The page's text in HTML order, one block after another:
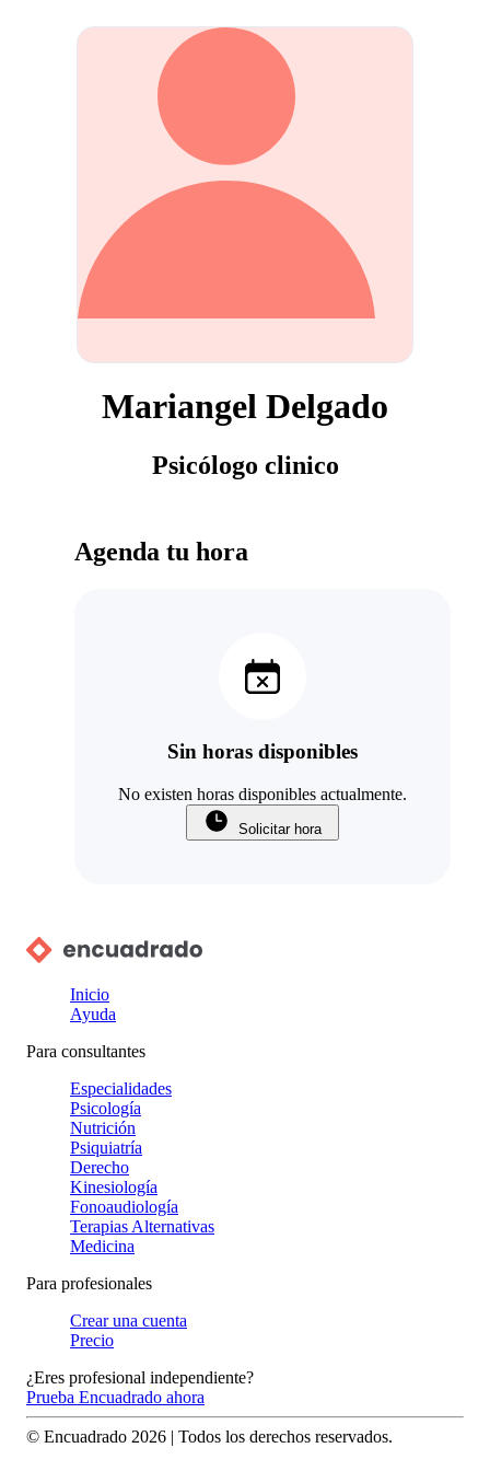
Mariangel Delgado
Psicólogo clinico
Agenda tu hora
Sin horas disponibles
No existen horas disponibles actualmente.
Solicitar hora
Inicio
Ayuda
Para consultantes
Especialidades
Psicología
Nutrición
Psiquiatría
Derecho
Kinesiología
Fonoaudiología
Terapias Alternativas
Medicina
Para profesionales
Crear una cuenta
Precio
¿Eres profesional independiente?
Prueba Encuadrado ahora
© Encuadrado 2026 | Todos los derechos reservados.